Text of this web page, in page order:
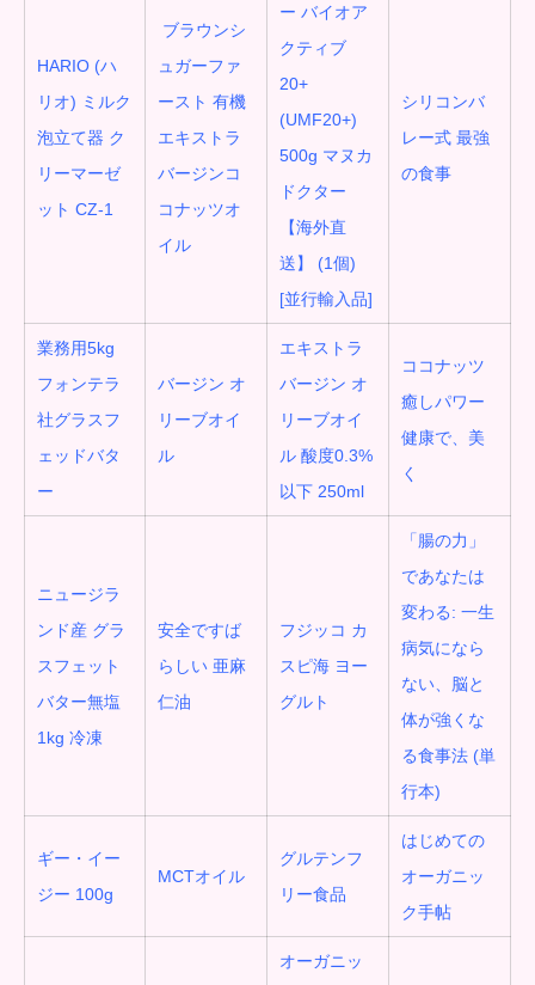
HARIO (ハ
リオ) ミルク
泡立て器 ク
リーマーゼ
ット CZ-1
ブラウンシ
ュガーファ
ースト 有機
エキストラ
バージンコ
コナッツオ
イル
ー バイオア
クティブ
20+
(UMF20+)
500g マヌカ
ドクター
【海外直
送】 (1個)
[並行輸入品]
シリコンバ
レー式 最強
の食事
業務用5kg
フォンテラ
社グラスフ
ェッドバタ
ー
バージン オ
リーブオイ
ル
エキストラ
バージン オ
リーブオイ
ル 酸度0.3%
以下 250ml
ココナッツ
癒しパワー
健康で、美
く
ニュージラ
ンド産 グラ
スフェット
バター無塩
1kg 冷凍
安全ですば
らしい 亜麻
仁油
フジッコ カ
スピ海 ヨー
グルト
「腸の力」
であなたは
変わる: 一生
病気になら
ない、脳と
体が強くな
る食事法 (単
行本)
ギー・イー
ジー 100g
MCTオイル
グルテンフ
リー食品
はじめての
オーガニッ
ク手帖
オーガニッ